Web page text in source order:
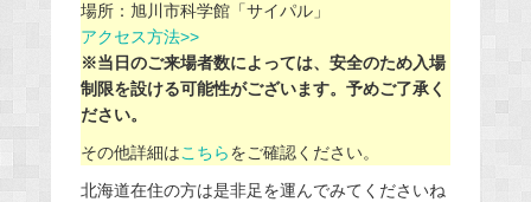
場所：旭川市科学館「サイパル」
アクセス方法>>
※当日のご来場者数によっては、安全のため入場
制限を設ける可能性がございます。予めご了承く
ださい。
その他詳細はこちらをご確認ください。
北海道在住の方は是非足を運んでみてくださいね